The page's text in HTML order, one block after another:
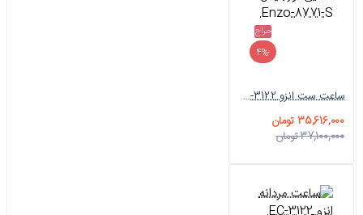
حراج
-4%
ساعت ست انزو EC-3122 سه موتوره دورنگ طلایی اورجینال Enzo-8771-S
35,616,000 تومان
37,100,000 تومان